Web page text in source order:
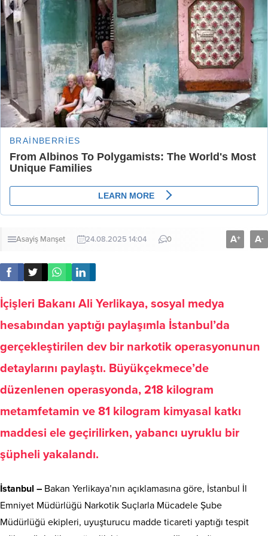
Asayiş Manşet 24.08.2025 14:04 0 A+ A-
İçişleri Bakanı Ali Yerlikaya, sosyal medya
hesabından yaptığı paylaşımla İstanbul’da
gerçekleştirilen dev bir narkotik operasyonunun
detaylarını paylaştı. Büyükçekmece’de
düzenlenen operasyonda, 218 kilogram
metamfetamin ve 81 kilogram kimyasal katkı
maddesi ele geçirilirken, yabancı uyruklu bir
şüpheli yakalandı.
İstanbul – Bakan Yerlikaya’nın açıklamasına göre, İstanbul İl
Emniyet Müdürlüğü Narkotik Suçlarla Mücadele Şube
Müdürlüğü ekipleri, uyuşturucu madde ticareti yaptığı tespit